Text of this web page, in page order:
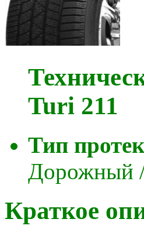
Turi 211
Тип
Дорожный
Краткое